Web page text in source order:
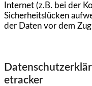
Internet (z.B. bei der
Sicherheitslücken
der Daten vor dem
etracker